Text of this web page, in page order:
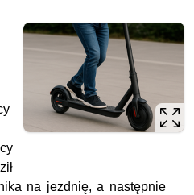
na jezdnię, a następnie